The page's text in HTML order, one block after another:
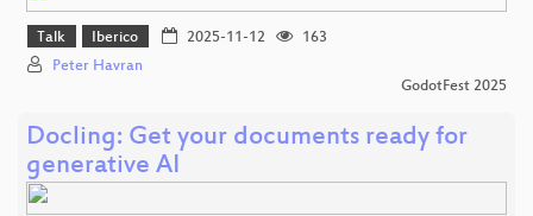
Talk Iberico 2025-11-12
163
Peter Havran
GodotFest 2025
Docling: Get your documents ready for
generative AI